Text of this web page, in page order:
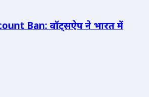
Ban: वॉट्सऐप ने भारत में